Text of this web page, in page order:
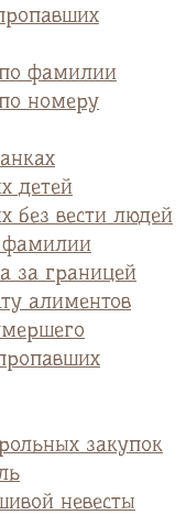
по фамилии
номеру
детей
без вести людей
фамилии
за границей
алиментов
закупок
невесты